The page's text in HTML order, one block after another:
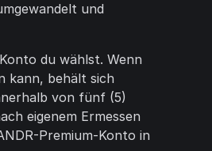
und
du wählst. Wenn
kann, behält sich
von fünf (5)
eigenem Ermessen
Premium-Konto in